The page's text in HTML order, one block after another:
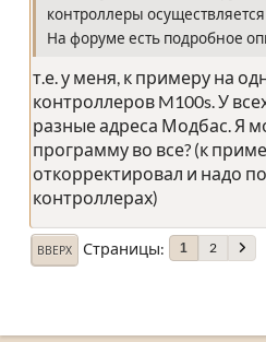
контроллеры
На форуме есть подробное
т.е. у меня, к примеру на
контроллеров M100s. У
разные адреса Модбас. Я
программу во все? (к
откорректировал и надо
контроллерах)
ВВЕРХ Страницы 1 2